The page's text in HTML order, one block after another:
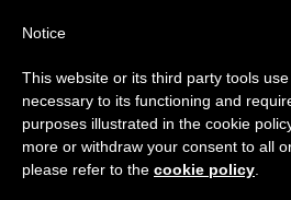
TAG
Notice
This website or its third party tools
necessary to its functioning and
purposes illustrated in the cookie
more or withdraw your consent to all
please refer to the cookie policy